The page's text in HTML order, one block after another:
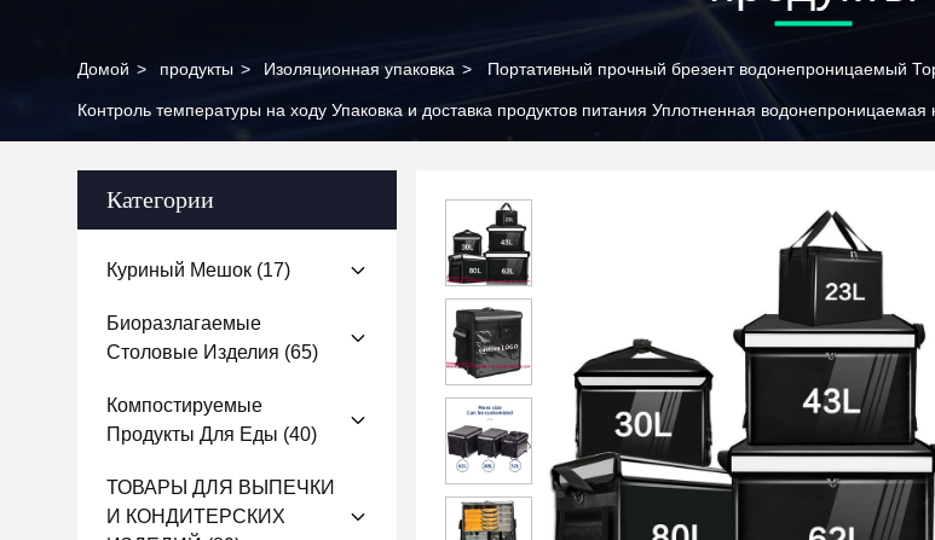
Домой > продукты > Изоляционная упаковка > Портативный прочный брезент водонепроницаемый
Контроль температуры на ходу Упаковка и доставка продуктов питания Уплотненная
Категории
Куриный Мешок (17)
Биоразлагаемые
Столовые Изделия (65)
Компостируемые
Продукты Для Еды (40)
ТОВАРЫ ДЛЯ ВЫПЕЧКИ
И КОНДИТЕРСКИХ